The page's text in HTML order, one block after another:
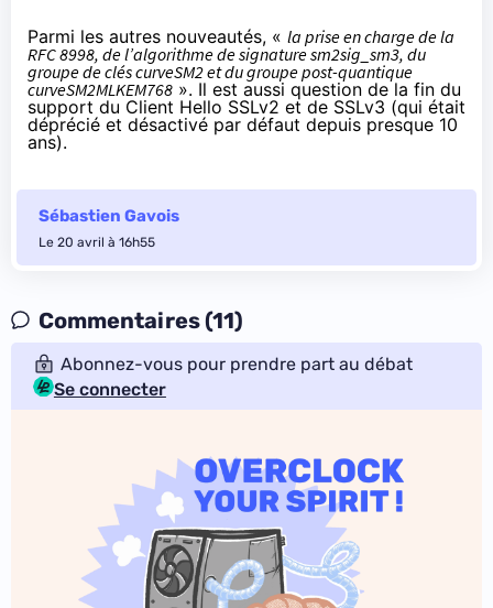
Parmi les autres nouveautés, « la prise en charge de la
RFC 8998, de l’algorithme de signature sm2sig_sm3, du
groupe de clés curveSM2 et du groupe post-quantique
curveSM2MLKEM768 ». Il est aussi question de la fin du
support du Client Hello SSLv2 et de SSLv3 (qui était
déprécié et désactivé par défaut depuis presque 10
ans).
Sébastien Gavois
Le 20 avril à 16h55
Commentaires (11)
Abonnez-vous pour prendre part au débat
Se connecter